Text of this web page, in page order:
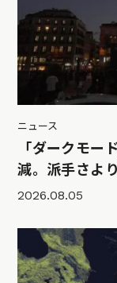
ニュース
「ダークモー
減。派手さよ
2026.08.05